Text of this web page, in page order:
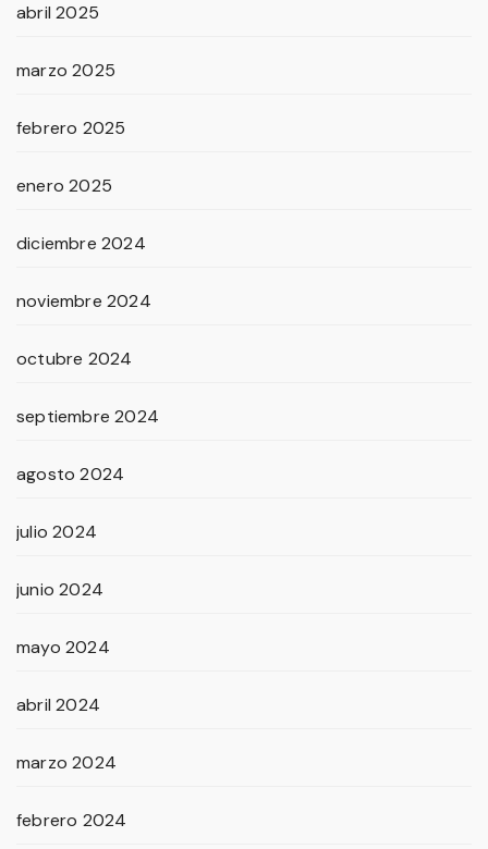
abril 2025
marzo 2025
febrero 2025
enero 2025
diciembre 2024
noviembre 2024
octubre 2024
septiembre 2024
agosto 2024
julio 2024
junio 2024
mayo 2024
abril 2024
marzo 2024
febrero 2024